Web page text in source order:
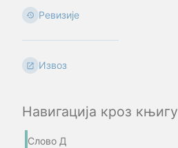
Ревизије
Извоз
Навигација кроз књигу
Слово Д